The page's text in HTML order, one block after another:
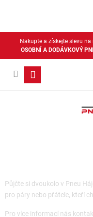
Nakupte a získejte slevu
OSOBNÍ A DODÁVKOVÝ
Půjčte si dvoukolo v Pneu
pro páry nebo přátele, kteří
Pro více informací nás